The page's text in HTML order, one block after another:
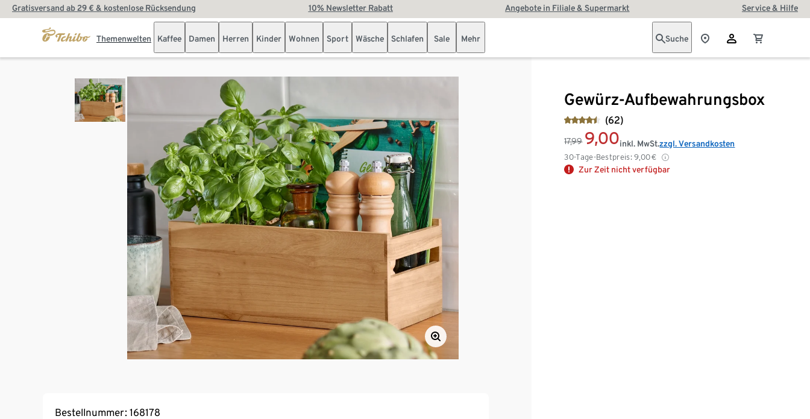
Gratisversand ab 29 € & kostenlose Rücksendung 10% Newsletter Rabatt Angebote in Filiale & Supermarkt Service & Hilfe
Themenwelten Kaffee Damen Herren Kinder Wohnen Sport Wäsche Schlafen Sale Mehr Suche
Gewürz-Aufbewahrungsbox
(62)
17,99 9,00
30-Tage-Bestpreis: 9,00€
inkl. MwSt.zzgl. Versandkosten
Zur Zeit nicht verfügbar
Bestellnummer: 168178